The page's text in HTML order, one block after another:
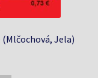
Jela)